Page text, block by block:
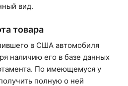
вид.
товара
в США автомобиля
наличию его в базе данных
По имеющемуся у
полную о ней